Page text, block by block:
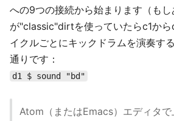
への9つの接続から始まります（もし
が"classic"dirtを使っていたらc1か
イクルごとにキックドラムを演奏す
通りです：
d1 $ sound "bd"
Atom（またはEmacs）エディタ